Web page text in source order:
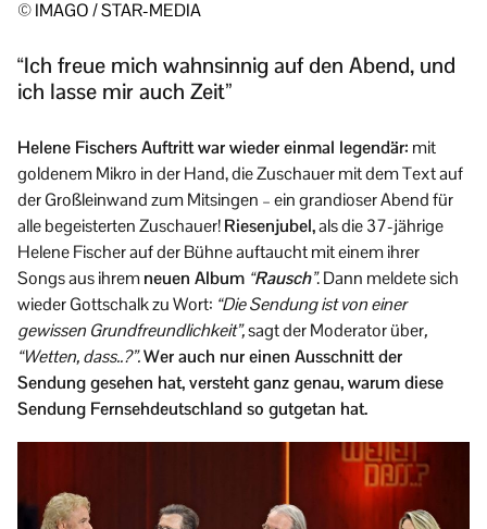
© IMAGO / STAR-MEDIA
“Ich freue mich wahnsinnig auf den Abend, und
ich lasse mir auch Zeit”
Helene Fischers Auftritt war wieder einmal legendär: mit
goldenem Mikro in der Hand, die Zuschauer mit dem Text auf
der Großleinwand zum Mitsingen – ein grandioser Abend für
alle begeisterten Zuschauer!Riesenjubel,als die 37-jährige
Helene Fischer auf der Bühne auftaucht mit einem ihrer
Songs aus ihremneuen Album “Rausch”. Dann meldete sich
wieder Gottschalk zu Wort: “Die Sendung ist von einer
gewissen Grundfreundlichkeit”,sagt der Moderator über,
“Wetten, dass..?”.Wer auch nur einen Ausschnitt der
Sendung gesehen hat, versteht ganz genau, warum diese
Sendung Fernsehdeutschland so gutgetan hat.